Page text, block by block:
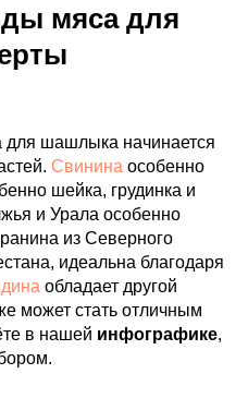
мяса для
шашлыка начинается
Свинина особенно
шейка, грудинка и
и Урала особенно
из Северного
идеальна благодаря
обладает другой
может стать отличным
в нашей инфографике,